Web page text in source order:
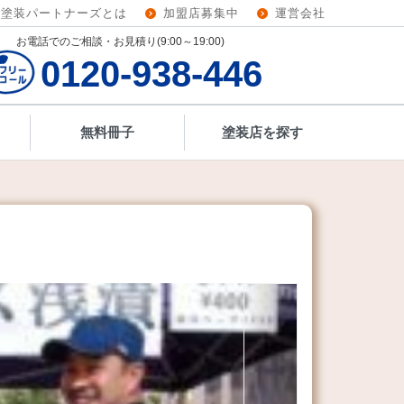
装パートナーズとは 加盟店募集中 運営会社
お電話でのご相談・お見積り(9:00～19:00)
0120-938-446
無料冊子 塗装店を探す